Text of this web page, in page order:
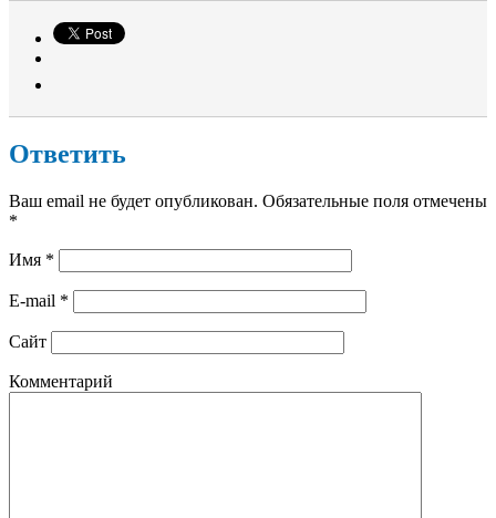
Ответить
Ваш email не будет опубликован. Обязательные поля отмечены
*
Имя *
E-mail *
Сайт
Комментарий